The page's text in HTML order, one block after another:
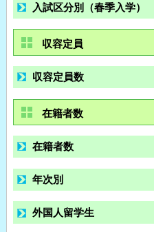
入試区分別（春季入学）
収容定員
収容定員数
在籍者数
在籍者数
年次別
外国人留学生